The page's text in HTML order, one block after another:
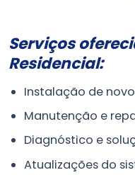
Serviços
Residencial:
Instalação de
Manutenção e
Diagnóstico e
Atualizações do